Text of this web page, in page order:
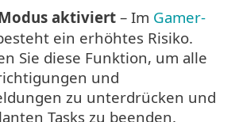
aktiviert – Im Gamer-
ein erhöhtes Risiko.
Sie diese Funktion, um alle
und
zu unterdrücken und
Tasks zu beenden.